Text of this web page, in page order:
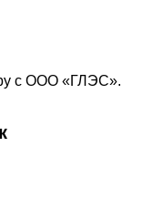
с ООО «ГЛЭС».